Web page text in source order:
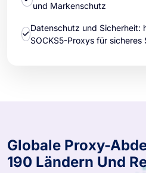
und Markenschutz
Datenschutz und Sicherheit:
SOCKS5-Proxys für sicheres
Globale Proxy-
190 Ländern Und